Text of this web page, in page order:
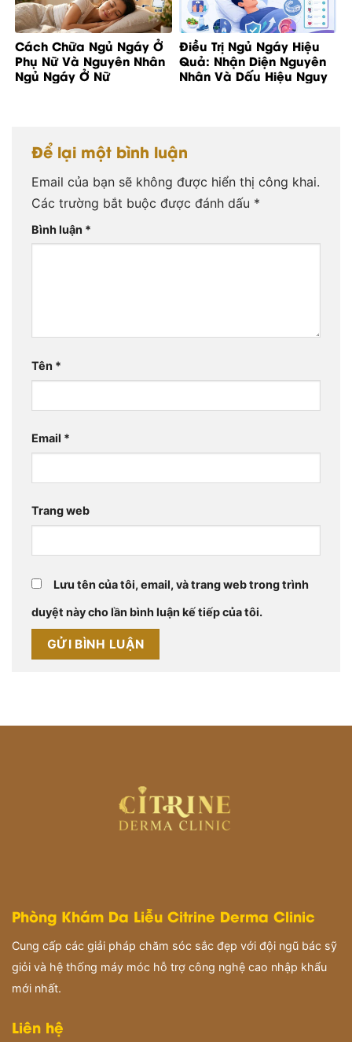
Cách Chữa Ngủ Ngáy Ở
Phụ Nữ Và Nguyên Nhân
Ngủ Ngáy Ở Nữ
Điều Trị Ngủ Ngáy Hiệu
Quả: Nhận Diện Nguyên
Nhân Và Dấu Hiệu Nguy
Để lại một bình luận
Email của bạn sẽ không được hiển thị công khai.
Các trường bắt buộc được đánh dấu *
Bình luận *
Tên *
Email *
Trang web
Lưu tên của tôi, email, và trang web trong trình
duyệt này cho lần bình luận kế tiếp của tôi.
Phòng Khám Da Liễu Citrine Derma Clinic
Cung cấp các giải pháp chăm sóc sắc đẹp với đội ngũ bác sỹ
giỏi và hệ thống máy móc hỗ trợ công nghệ cao nhập khẩu
mới nhất.
Liên hệ